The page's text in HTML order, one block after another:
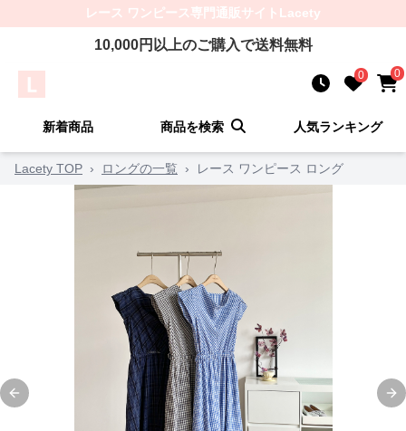
レース ワンピース専門通販サイト Lacety
10,000円以上のご購入で送料無料
0 0
新着商品 商品を検索 人気ランキング
Lacety TOP › ロングの一覧 › レース ワンピース ロング
Previous slide